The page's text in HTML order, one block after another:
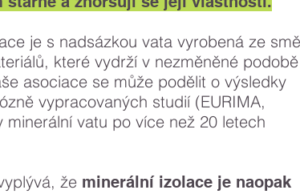
je s nadsázkou vata vyrobená ze
které vydrží v nezměněné podobě
asociace se může podělit o výsledky
vypracovaných studií (EURIMA,
minerální vatu po více než 20 letech
že minerální izolace je naopak